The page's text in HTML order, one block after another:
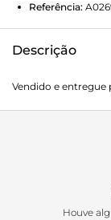
Referência:
Descrição
formato
dedos e tiras
em linhas e
Vendido e entregue
Houve